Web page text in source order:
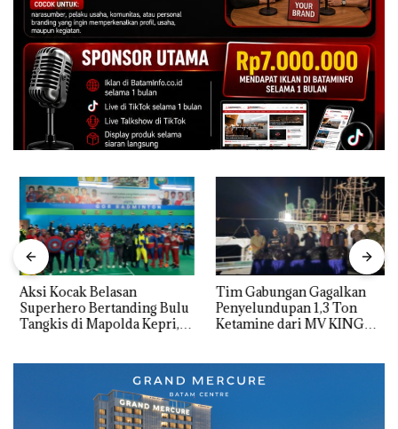
Aksi Kocak Belasan
Superhero Bertanding Bulu
Tangkis di Mapolda Kepri,
Tim Gabungan Gagalkan
Penyelundupan 1,3 Ton
Ketamine dari MV KING